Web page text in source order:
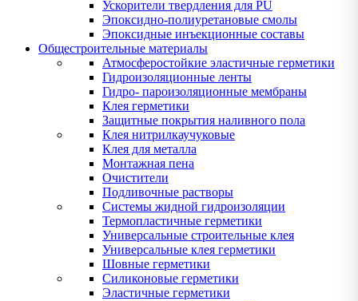
Ускорители твердления для PU
Эпоксидно-полиуретановые смолы
Эпоксидные инъекционные составы
Общестроительные материалы
Атмосферостойкие эластичные герметики
Гидроизоляционные ленты
Гидро- пароизоляционные мембраны
Клея герметики
Защитные покрытия наливного пола
Клея нитрилкаучуковые
Клея для металла
Монтажная пена
Очистители
Подливочные растворы
Системы жидной гидроизоляции
Термопластичные герметики
Универсальные строительные клея
Универсальные клея герметики
Шовные герметики
Силиконовые герметики
Эластичные герметики